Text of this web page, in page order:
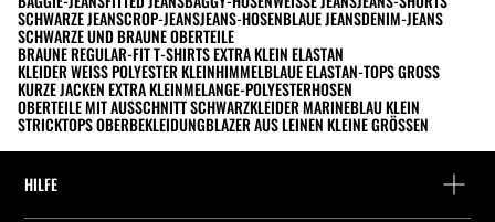
SCHWARZE JEANSCROP-JEANSJEANS-HOSENBLAUE JEANSDENIM-JEANS
SCHWARZE UND BRAUNE OBERTEILE
BRAUNE REGULAR-FIT T-SHIRTS EXTRA KLEIN ELASTAN
KLEIDER WEISS POLYESTER KLEIN HIMMELBLAUE ELASTAN-TOPS GROSS
KURZE JACKEN EXTRA KLEINMELANGE-POLYESTERHOSEN
OBERTEILE MIT AUSSCHNITT SCHWARZKLEIDER MARINEBLAU KLEIN
STRICKTOPS OBERBEKLEIDUNGBLAZER AUS LEINEN KLEINE GRÖSSEN
HILFE